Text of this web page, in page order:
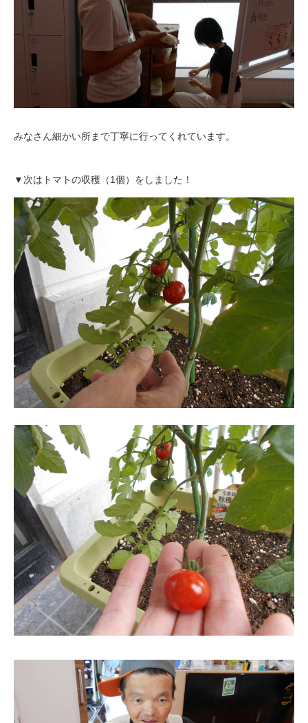
みなさん細かい所まで丁寧に行ってくれています。
▼次はトマトの収穫（1個）をしました！